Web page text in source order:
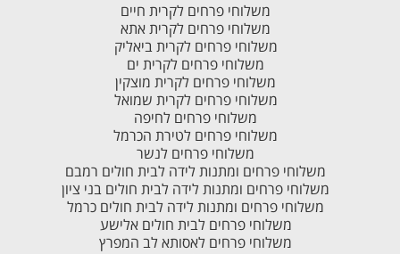
משלוחי פרחים לקרית חיים
משלוחי פרחים לקרית אתא
משלוחי פרחים לקרית ביאליק
משלוחי פרחים לקרית ים
משלוחי פרחים לקרית מוצקין
משלוחי פרחים לקרית שמואל
משלוחי פרחים לחיפה
משלוחי פרחים לטירת הכרמל
משלוחי פרחים לנשר
משלוחי פרחים ומתנות לידה לבית חולים רמבם
משלוחי פרחים ומתנות לידה לבית חולים בני ציון
משלוחי פרחים ומתנות לידה לבית חולים כרמל
משלוחי פרחים לבית חולים אלישע
משלוחי פרחים לאסותא לב המפרץ